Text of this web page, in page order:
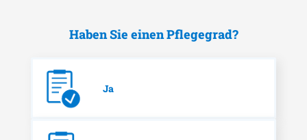
Haben Sie einen Pflegegrad?
Ja